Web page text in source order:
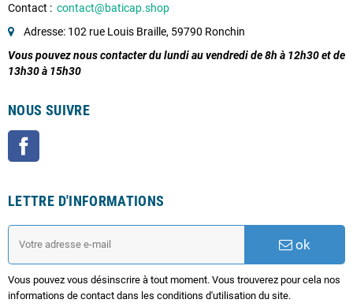
Contact : contact@baticap.shop
Adresse: 102 rue Louis Braille, 59790 Ronchin
Vous pouvez nous contacter du lundi au vendredi de 8h à 12h30 et de
13h30 à 15h30
NOUS SUIVRE
LETTRE D'INFORMATIONS
ok
Vous pouvez vous désinscrire à tout moment. Vous trouverez pour cela nos
informations de contact dans les conditions d'utilisation du site.